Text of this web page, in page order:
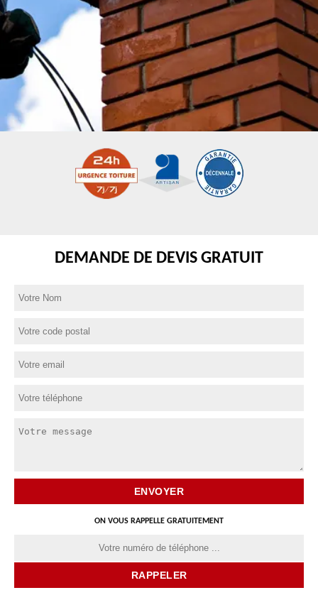
DEMANDE DE DEVIS GRATUIT
ON VOUS RAPPELLE GRATUITEMENT